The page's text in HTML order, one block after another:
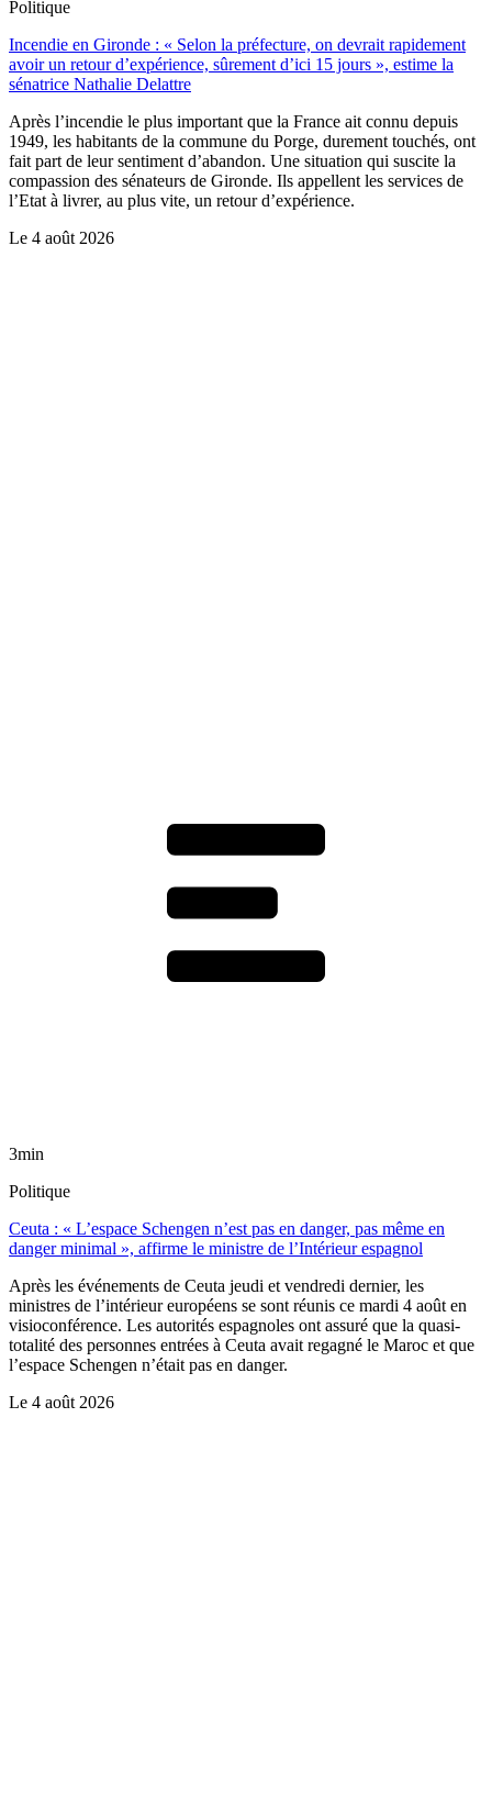
Politique
Incendie en Gironde : « Selon la préfecture, on devrait rapidement
avoir un retour d’expérience, sûrement d’ici 15 jours », estime la
sénatrice Nathalie Delattre
Après l’incendie le plus important que la France ait connu depuis
1949, les habitants de la commune du Porge, durement touchés, ont
fait part de leur sentiment d’abandon. Une situation qui suscite la
compassion des sénateurs de Gironde. Ils appellent les services de
l’Etat à livrer, au plus vite, un retour d’expérience.
Le 4 août 2026
3min
Politique
Ceuta : « L’espace Schengen n’est pas en danger, pas même en
danger minimal », affirme le ministre de l’Intérieur espagnol
Après les événements de Ceuta jeudi et vendredi dernier, les
ministres de l’intérieur européens se sont réunis ce mardi 4 août en
visioconférence. Les autorités espagnoles ont assuré que la quasi-
totalité des personnes entrées à Ceuta avait regagné le Maroc et que
l’espace Schengen n’était pas en danger.
Le 4 août 2026